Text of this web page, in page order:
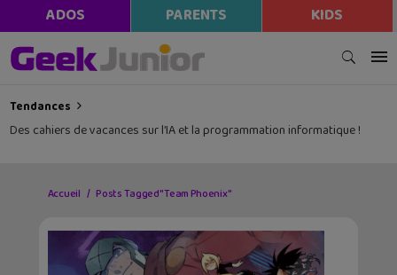
ADOS PARENTS KIDS
Tendances
Des cahiers de vacances sur l’IA et la programmation informatique !
Accueil Posts Tagged "Team Phoenix"
modal-check